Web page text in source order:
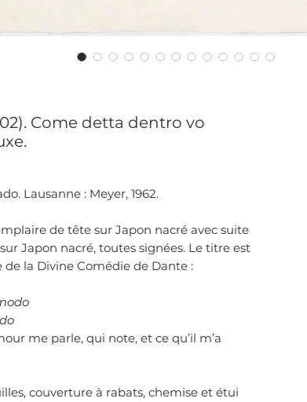
Come detta dentro vo
Lausanne : Meyer, 1962.
de tête sur Japon nacré avec suite
Japon nacré, toutes signées. Le titre est
la Divine Comédie de Dante :
me parle, qui note, et ce qu’il m’a
couverture à rabats, chemise et étui